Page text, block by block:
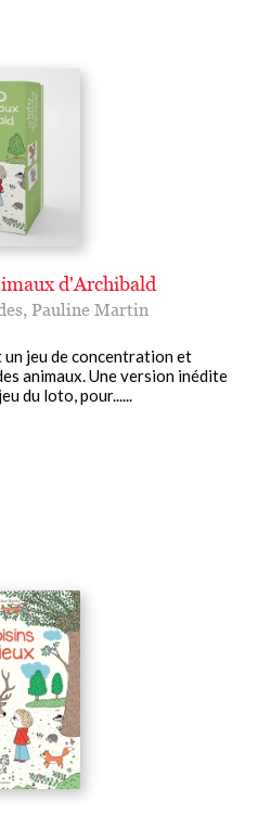
d'Archibald
, Pauline Martin
un jeu de concentration et
animaux. Une version inédite
du loto, pour......